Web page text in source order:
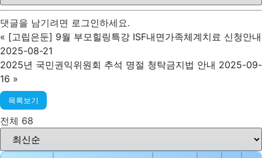
댓글을 남기려면 로그인하세요.
« [고립은둔] 9월 부모힐링특강 ISF내면가족체계치료 신청안내
2025-08-21
2025년 국민권익위원회 추석 명절 청탁금지법 안내 2025-09-
16 »
목록보기
전체 68